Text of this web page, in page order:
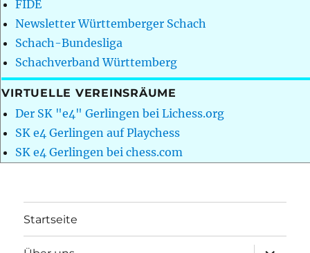
FIDE
Newsletter Württemberger Schach
Schach-Bundesliga
Schachverband Württemberg
VIRTUELLE VEREINSRÄUME
Der SK "e4" Gerlingen bei Lichess.org
SK e4 Gerlingen auf Playchess
SK e4 Gerlingen bei chess.com
Startseite